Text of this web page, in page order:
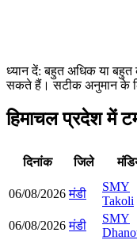
ध्यान दें: बहुत अधिक या बहुत
सकते हैं। सटीक अनुमान के
हिमाचल प्रदेश में
दिनांक जिले
06/08/2026 मंडी
SMY
Takoli
06/08/2026 मंडी
SMY